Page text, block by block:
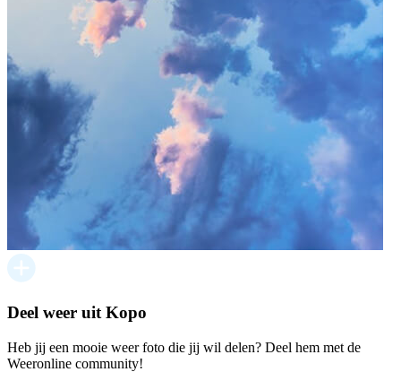
Deel weer uit Kopo
Heb jij een mooie weer foto die jij wil delen? Deel hem met de
Weeronline community!